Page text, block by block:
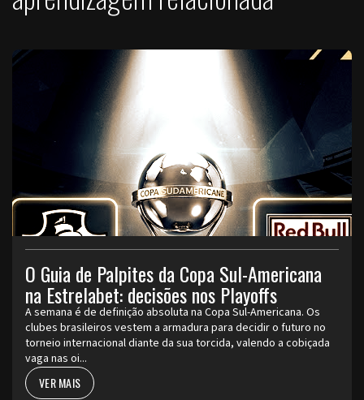
O Guia de Palpites da Copa Sul-Americana
na Estrelabet: decisões nos Playoffs
A semana é de definição absoluta na Copa Sul-Americana. Os
clubes brasileiros vestem a armadura para decidir o futuro no
torneio internacional diante da sua torcida, valendo a cobiçada
vaga nas oi...
VER MAIS